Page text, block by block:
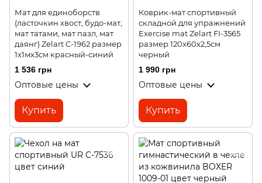
Мат для единоборств
(ласточкин хвост, будо-мат,
мат татами, мат пазл, мат
даянг) Zelart C-1962 размер
1x1мx3см красный-синий
1 536 грн
Оптовые цены
Купить
Коврик-мат спортивный
складной для упражнений
Exercise mat Zelart FI-3565
размер 120х60х2,5см
черный
1 990 грн
Оптовые цены
Купить